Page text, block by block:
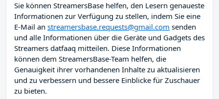
Sie können StreamersBase helfen, den Lesern genaueste
Informationen zur Verfügung zu stellen, indem Sie eine
E-Mail an streamersbase.requests@gmail.com senden
und alle Informationen über die Geräte und Gadgets des
Streamers datfaaq mitteilen. Diese Informationen
können dem StreamersBase-Team helfen, die
Genauigkeit ihrer vorhandenen Inhalte zu aktualisieren
und zu verbessern und bessere Einblicke für Zuschauer
zu bieten.